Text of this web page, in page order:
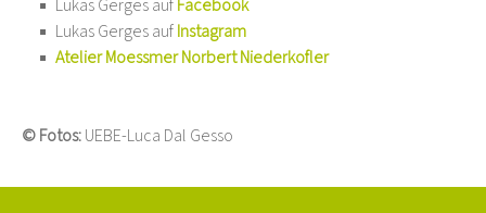
Lukas Gerges aufFacebook
Lukas Gerges aufInstagram
Atelier Moessmer Norbert Niederkofler
© Fotos:UEBE-Luca Dal Gesso